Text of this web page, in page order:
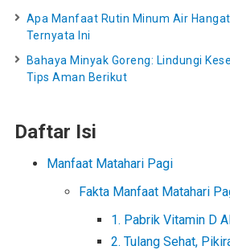
Apa Manfaat Rutin Minum Air
Ternyata Ini
Bahaya Minyak Goreng: Lindungi
Tips Aman Berikut
Daftar Isi
Manfaat Matahari Pagi
Fakta Manfaat Matahari
1. Pabrik Vitamin D
2. Tulang Sehat,